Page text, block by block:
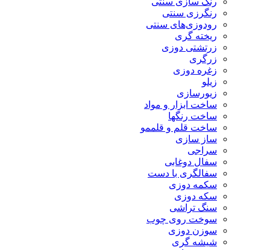
رنگرزی سنتی
رودوزی‌های سنتی
ریخته گری
زرتشتی دوزی
زرگری
زغره دوزی
زیلو
زیورسازی
ساخت ابزار و مواد
ساخت رنگها
ساخت قلم و قلممو
ساز سازی
سراجی
سفال دوغابی
سفالگری با دست
سکمه دوزی
سکه دوزی
سنگ تراشی
سوخت روی چوب
سوزن دوزی
شیشه گری